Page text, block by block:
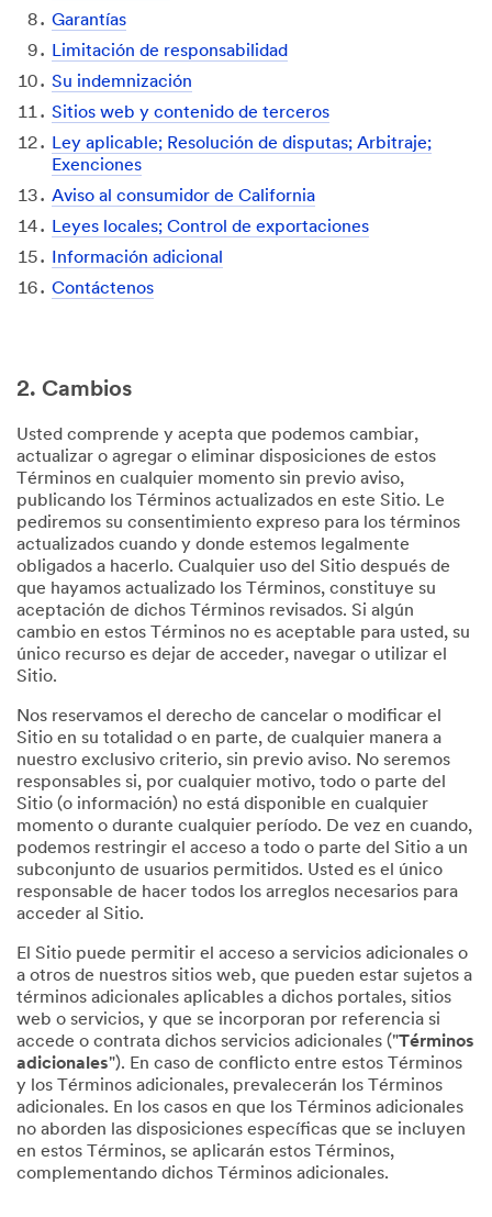
Garantías
Limitación de responsabilidad
Su indemnización
Sitios web y contenido de terceros
Ley aplicable; Resolución de disputas; Arbitraje;
Exenciones
Aviso al consumidor de California
Leyes locales; Control de exportaciones
Información adicional
Contáctenos
2. Cambios
Usted comprende y acepta que podemos cambiar,
actualizar o agregar o eliminar disposiciones de estos
Términos en cualquier momento sin previo aviso,
publicando los Términos actualizados en este Sitio. Le
pediremos su consentimiento expreso para los términos
actualizados cuando y donde estemos legalmente
obligados a hacerlo. Cualquier uso del Sitio después de
que hayamos actualizado los Términos, constituye su
aceptación de dichos Términos revisados. Si algún
cambio en estos Términos no es aceptable para usted, su
único recurso es dejar de acceder, navegar o utilizar el
Sitio.
Nos reservamos el derecho de cancelar o modificar el
Sitio en su totalidad o en parte, de cualquier manera a
nuestro exclusivo criterio, sin previo aviso. No seremos
responsables si, por cualquier motivo, todo o parte del
Sitio (o información) no está disponible en cualquier
momento o durante cualquier período. De vez en cuando,
podemos restringir el acceso a todo o parte del Sitio a un
subconjunto de usuarios permitidos. Usted es el único
responsable de hacer todos los arreglos necesarios para
acceder al Sitio.
El Sitio puede permitir el acceso a servicios adicionales o
a otros de nuestros sitios web, que pueden estar sujetos a
términos adicionales aplicables a dichos portales, sitios
web o servicios, y que se incorporan por referencia si
accede o contrata dichos servicios adicionales ("Términos
adicionales"). En caso de conflicto entre estos Términos
y los Términos adicionales, prevalecerán los Términos
adicionales. En los casos en que los Términos adicionales
no aborden las disposiciones específicas que se incluyen
en estos Términos, se aplicarán estos Términos,
complementando dichos Términos adicionales.